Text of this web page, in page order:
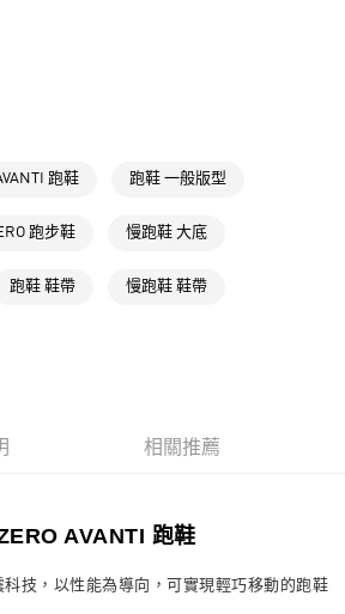
含以上)免運費
含以上)免運費
含以上)免運費
含以上)免運費
跑鞋 跑鞋 一般版型
跑步鞋 慢跑鞋 大底
跑鞋 鞋帶 慢跑鞋 鞋帶
相關推薦
AVANTI 跑鞋
技，以性能為導向，可實現輕巧移動的跑鞋